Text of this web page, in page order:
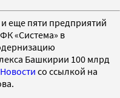
еще пяти предприятий
«Система» в
Башкирии 100 млрд
со ссылкой на